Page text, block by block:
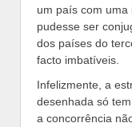
um país com uma
pudesse ser
dos países do
facto imbatíveis.
Infelizmente, a
desenhada só
a concorrência